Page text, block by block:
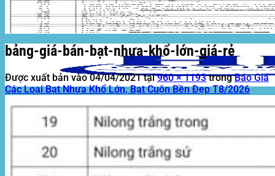
bảng-giá-bán-bạt-nhựa-khổ-lớn-giá-rẻ
Được xuất bản vào04/04/2021tại960 × 1193trongBáo Giá
Các Loại Bạt Nhựa Khổ Lớn, Bạt Cuộn Bền Đẹp T8/2026